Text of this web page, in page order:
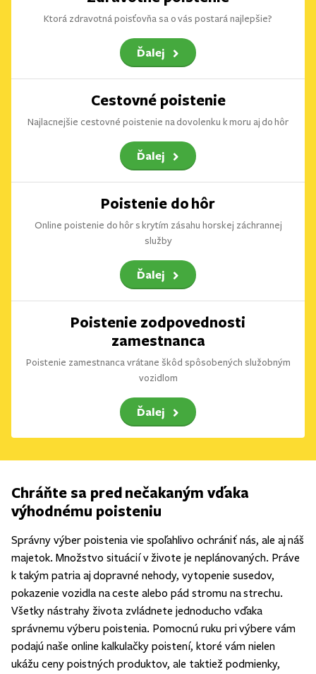
Ktorá zdravotná poisťovňa sa o vás postará najlepšie?
Ďalej
Cestovné poistenie
Najlacnejšie cestovné poistenie na dovolenku k moru aj do hôr
Ďalej
Poistenie do hôr
Online poistenie do hôr s krytím zásahu horskej záchrannej
služby
Ďalej
Poistenie zodpovednosti
zamestnanca
Poistenie zamestnanca vrátane škôd spôsobených služobným
vozidlom
Ďalej
Chráňte sa pred nečakaným vďaka
výhodnému poisteniu
Správny výber poistenia vie spoľahlivo ochrániť nás, ale aj náš
majetok. Množstvo situácií v živote je neplánovaných. Práve
k takým patria aj dopravné nehody, vytopenie susedov,
pokazenie vozidla na ceste alebo pád stromu na strechu.
Všetky nástrahy života zvládnete jednoducho vďaka
správnemu výberu poistenia. Pomocnú ruku pri výbere vám
podajú naše online kalkulačky poistení, ktoré vám nielen
ukážu ceny poistných produktov, ale taktiež podmienky,